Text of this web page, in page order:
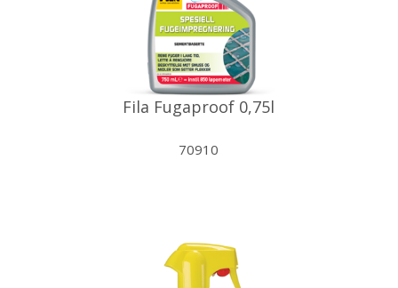
Fila Fugaproof 0,75l
70910